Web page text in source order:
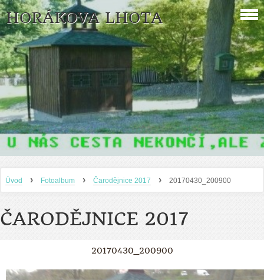
HORÁKOVA LHOTA
Úvod › Fotoalbum › Čarodějnice 2017 › 20170430_200900
ČARODĚJNICE 2017
20170430_200900